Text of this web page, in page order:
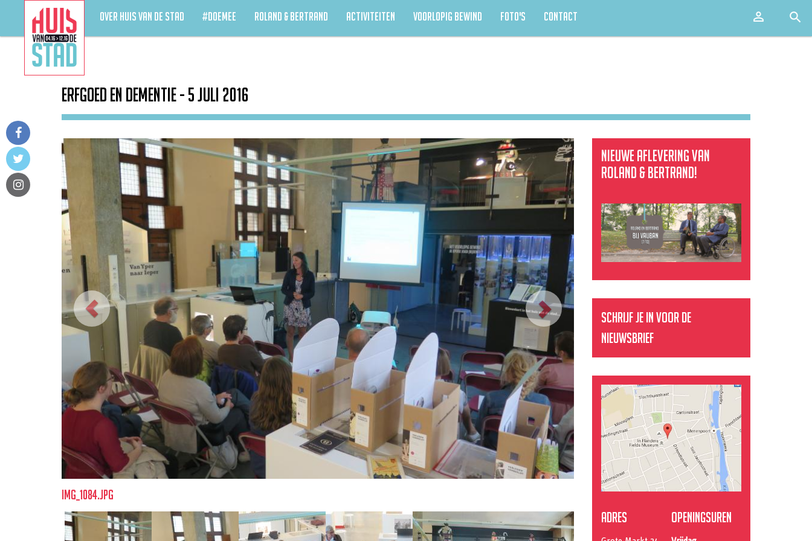
OVER HUIS VAN DE STAD #DOEMEE ROLAND & BERTRAND ACTIVITEITEN VOORLOPIG BEWIND FOTO'S CONTACT 
Wat

Erfgoed en Dementie - 5 juli 2016
img_1084.jpg
Nieuwe aflevering van
Roland & Bertrand!
Schrijf je in voor de
nieuwsbrief
Adres Openingsuren
facebook
twitter